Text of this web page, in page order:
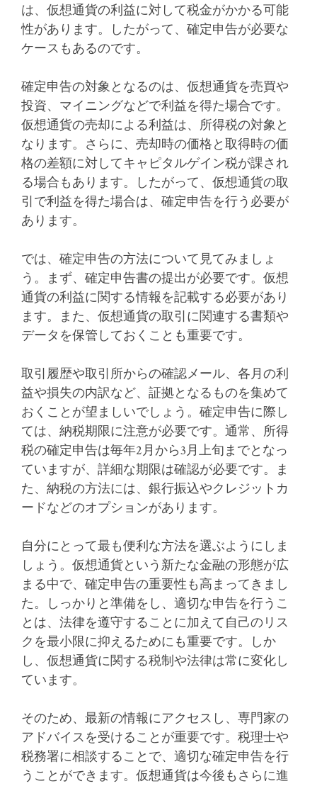
は、仮想通貨の利益に対して税金がかかる可能
性があります。したがって、確定申告が必要な
ケースもあるのです。
確定申告の対象となるのは、仮想通貨を売買や
投資、マイニングなどで利益を得た場合です。
仮想通貨の売却による利益は、所得税の対象と
なります。さらに、売却時の価格と取得時の価
格の差額に対してキャピタルゲイン税が課され
る場合もあります。したがって、仮想通貨の取
引で利益を得た場合は、確定申告を行う必要が
あります。
では、確定申告の方法について見てみましょ
う。まず、確定申告書の提出が必要です。仮想
通貨の利益に関する情報を記載する必要があり
ます。また、仮想通貨の取引に関連する書類や
データを保管しておくことも重要です。
取引履歴や取引所からの確認メール、各月の利
益や損失の内訳など、証拠となるものを集めて
おくことが望ましいでしょう。確定申告に際し
ては、納税期限に注意が必要です。通常、所得
税の確定申告は毎年2月から3月上旬までとなっ
ていますが、詳細な期限は確認が必要です。ま
た、納税の方法には、銀行振込やクレジットカ
ードなどのオプションがあります。
自分にとって最も便利な方法を選ぶようにしま
しょう。仮想通貨という新たな金融の形態が広
まる中で、確定申告の重要性も高まってきまし
た。しっかりと準備をし、適切な申告を行うこ
とは、法律を遵守することに加えて自己のリス
クを最小限に抑えるためにも重要です。しか
し、仮想通貨に関する税制や法律は常に変化し
ています。
そのため、最新の情報にアクセスし、専門家の
アドバイスを受けることが重要です。税理士や
税務署に相談することで、適切な確定申告を行
うことができます。仮想通貨は今後もさらに進